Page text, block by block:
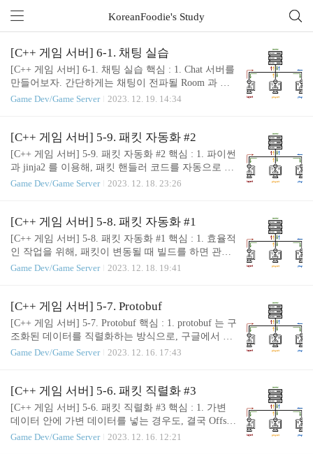
전체 글 (1109)
KoreanFoodie's Study
[C++ 게임 서버] 6-1. 채팅 실습
[C++ 게임 서버] 6-1. 채팅 실습 핵심 : 1. Chat 서버를
만들어보자. 간단하게는 채팅이 전파될 Room 과 채
팅 패킷만 만들어 주면 된다. 2. 채팅을 전파할 때마
도입할 것이다. 이번에는 채팅 패킷을 만들어 보면
서, 간단하게 실제로 패킷을 추가하는 작업을 어떻게
진행하는지 살펴볼 것이다. 일단, 우리가 작업했던 P
rotocol.proto 를 다음과 같이 수정해 주자. syntax = "p
roto3"; package Protocol; import "Enum.proto"; import
G..
Game Dev/Game Server 2023. 12. 19. 14:34
[C++ 게임 서버] 5-9. 패킷 자동화 #2
[C++ 게임 서버] 5-9. 패킷 자동화 #2 핵심 : 1. 파이썬
과 jinja2 를 이용해, 패킷 핸들러 코드를 자동으로 생
성해 보자. 2. 이 포스팅에서 만든 ProtoParser 는 Prot
위한 밑작업(?) 을 보여준 바 있다. 사실 제대로 패킷
자동화를 구축하기 위해서는, data-driven 하게 작업
이 이루어져야 할 것이다. 간단한 Flow 를 생각하면
(메시지)을 선언한다. 자동화 툴이 돌아가서 Packet
각 패킷에 대한 커스텀 동작만 직접 구..
Game Dev/Game Server 2023. 12. 18. 23:26
[C++ 게임 서버] 5-8. 패킷 자동화 #1
[C++ 게임 서버] 5-8. 패킷 자동화 #1 핵심 : 1. 효율적
인 작업을 위해, 패킷이 변동될 때 빌드를 하면 관련
protoc 파일 등이 자동으로 업뎃되게 만들면 좋다. 배
로 만들어 각 패킷에 대응시켜 놓으면, 각 컨텐츠 담
당자는 패킷이 추가될 때 해당 패킷에 대한 구현만
신경쓰면 된다. 저번 시간에는 Protobuf 를 세팅하면
그런데 사실 돌이켜 보면 불편한 점이 이곳 저곳에
을 만들거나 수정하면, .protoc 파일을 매번 새로 생성
해 줘야 하는데, 심지어 이 작업을 Gam..
Game Dev/Game Server 2023. 12. 18. 19:41
[C++ 게임 서버] 5-7. Protobuf
[C++ 게임 서버] 5-7. Protobuf 핵심 : 1. protobuf 는 구
조화된 데이터를 직렬화하는 방식으로, 구글에서 제
공하는 툴을 의미하기도 한다. 2. protobuf 를 사용하
있다. 3. protobuf 는 인터페이스가 간단하고 명확하
며, 다른 언어 및 OS 를 사용하는 타 서버와의 연동이
쉬워 협업에도 매우 유리하다. 이번 시간에는 구글에
서 만든 데이터 직렬화 툴을 지금까지 만든 샘플 프
로젝트에 적용해 볼 것이다. 이번에는 결과만 보여주
Game Dev/Game Server 2023. 12. 16. 17:43
[C++ 게임 서버] 5-6. 패킷 직렬화 #3
[C++ 게임 서버] 5-6. 패킷 직렬화 #3 핵심 : 1. 가변
데이터 안에 가변 데이터를 넣는 경우도, 결국 Offset
과 Count 를 이용해 버퍼에 데이터를 기록하는 방식
Game Dev/Game Server 2023. 12. 16. 12:21